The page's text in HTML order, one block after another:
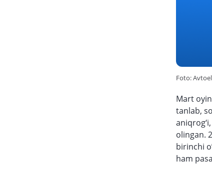
Foto:
Mart
tanlab,
olingan.
birinchi
ham